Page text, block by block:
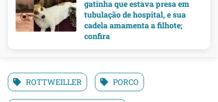
gatinha que estava presa em
tubulação de hospital, e sua
cadela amamenta a filhote;
confira
ROTTWEILLER PORCO